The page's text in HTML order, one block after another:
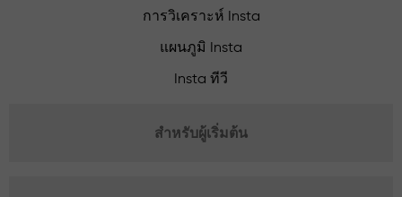
การวิเคราะห์ Insta
แผนภูมิ Insta
Insta ทีวี
สำหรับผู้เริ่มต้น